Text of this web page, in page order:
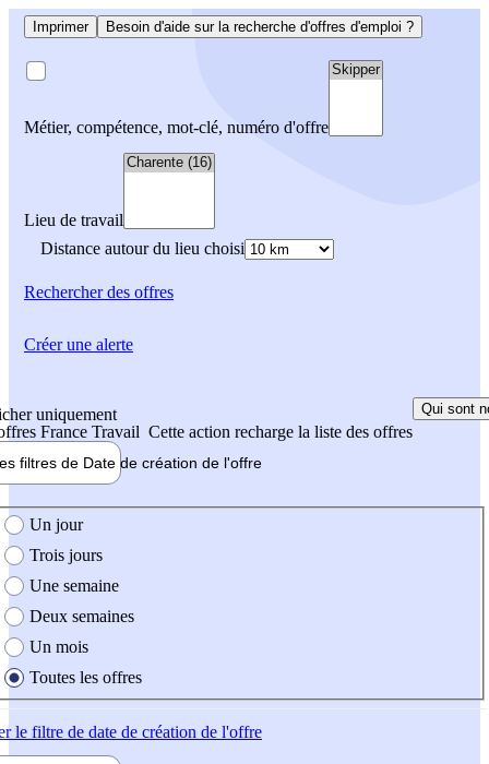
Imprimer Besoin d'aide sur la recherche d'offres d'emploi ?
Métier, compétence, mot-clé, numéro d'offre
Lieu de travail
Distance autour du lieu choisi
Rechercherdes offres
uniquement
France Travail Cette action recharge la liste des offres
Qui sont
filtres de Date de création de l'offre
création de l'offre
Un jour
Trois jours
Une semaine
Deux semaines
Un mois
Toutes les offres
le filtre de date de création de l'offre
Créer une alerte